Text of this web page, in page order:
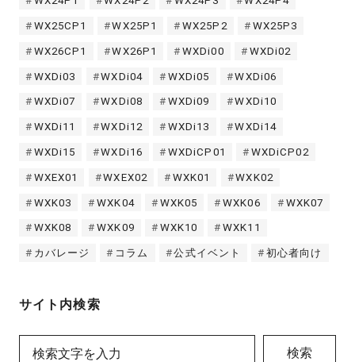
WX25CP1 WX25P1 WX25P2 WX25P3
WX26CP1 WX26P1 WXDi00 WXDi02
WXDi03 WXDi04 WXDi05 WXDi06
WXDi07 WXDi08 WXDi09 WXDi10
WXDi11 WXDi12 WXDi13 WXDi14
WXDi15 WXDi16 WXDiCP01 WXDiCP02
WXEX01 WXEX02 WXK01 WXK02
WXK03 WXK04 WXK05 WXK06 WXK07
WXK08 WXK09 WXK10 WXK11
カバレージ コラム 公式イベント 初心者向け
サイト内検索
検索